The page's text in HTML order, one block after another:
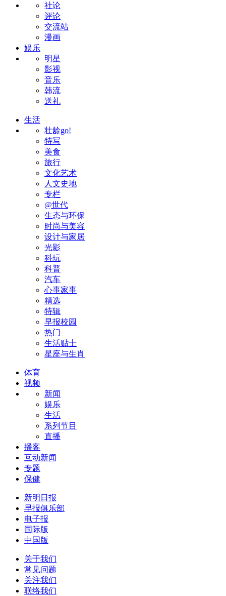
社论
评论
交流站
漫画
娱乐
明星
影视
音乐
韩流
送礼
生活
壮龄go!
特写
美食
旅行
文化艺术
人文史地
专栏
@世代
生态与环保
时尚与美容
设计与家居
光影
科玩
科普
汽车
心事家事
精选
特辑
早报校园
热门
生活贴士
星座与生肖
体育
视频
新闻
娱乐
生活
系列节目
直播
播客
互动新闻
专题
保健
新明日报
早报俱乐部
电子报
国际版
中国版
关于我们
常见问题
关注我们
联络我们